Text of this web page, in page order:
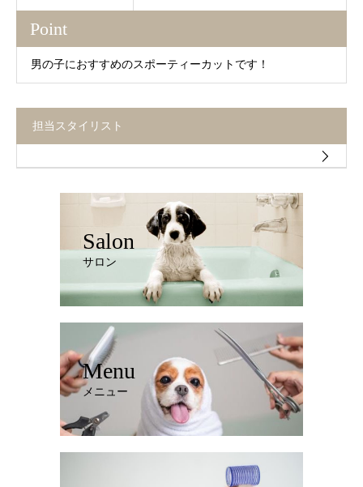
Point
男の子におすすめのスポーティーカットです！
担当スタイリスト
Salon
サロン
Menu
メニュー